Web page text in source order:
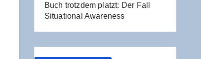
Buch trotz­dem platzt: Der Fall
Situa­tio­nal Awareness